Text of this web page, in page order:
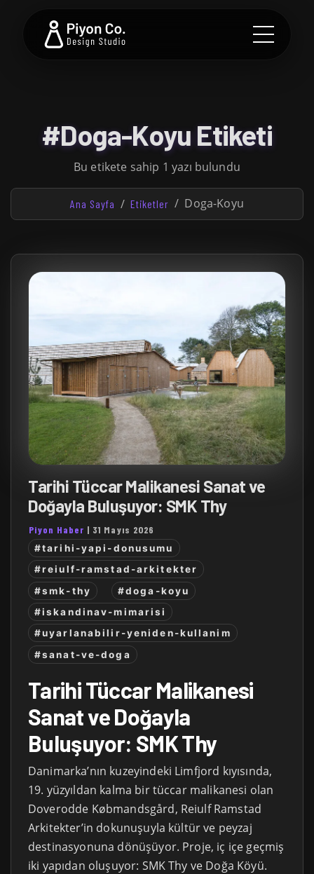
#Doga-Koyu Etiketi
Bu etikete sahip 1 yazı bulundu
Ana Sayfa Etiketler Doga-Koyu
Tarihi Tüccar Malikanesi Sanat ve
Doğayla Buluşuyor: SMK Thy
Piyon Haber | 31 Mayıs 2026
#tarihi-yapi-donusumu
#reiulf-ramstad-arkitekter
#smk-thy
#doga-koyu
#iskandinav-mimarisi
#uyarlanabilir-yeniden-kullanim
#sanat-ve-doga
Tarihi Tüccar Malikanesi
Sanat ve Doğayla
Buluşuyor: SMK Thy
Danimarka’nın kuzeyindeki Limfjord kıyısında,
19. yüzyıldan kalma bir tüccar malikanesi olan
Doverodde Købmandsgård, Reiulf Ramstad
Arkitekter’in dokunuşuyla kültür ve peyzaj
destinasyonuna dönüşüyor. Proje, iç içe geçmiş
iki yapıdan oluşuyor: SMK Thy ve Doğa Köyü.